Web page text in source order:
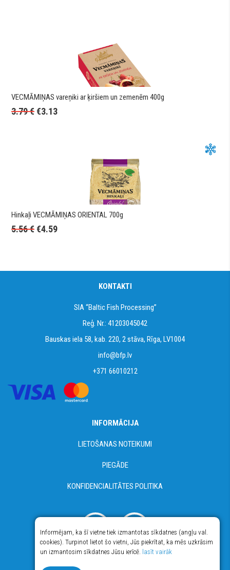
VECMĀMIŅAS vareņiki ar ķiršiem un zemenēm 400g
3.13
€
3.79€
Hinkaļi VECMĀMIŅAS ORIENTAL 700g
4.59
€
5.56€
KONTAKTI
SIA “Baltic Fish Processing”
Reģ. Nr.: 41203045042
Bauskas iela 58, kab. 220, 2 stāva, Rīga, LV1004
info@bfp.lv
+371 66010212
INFORMĀCIJA
LIETOŠANAS NOTEIKUMI
PIEGĀDE
KONFIDENCIALITĀTES POLITIKA
Informējam, ka šī vietne tiek izmantotas sīkdatnes (angļu val.
cookies). Turpinot lietot šo vietni, Jūs piekrītat, ka mēs uzkrāsim
un izmantosim sīkdatnes Jūsu ierīcē. lasīt vairāk